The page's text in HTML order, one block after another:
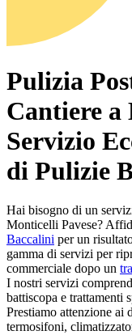
Pulizia
Cantiere a
Servizio
di Pulizie
Hai bisogno di un
Monticelli Pavese?
Baccalini per un
gamma di servizi per
commerciale dopo un
I nostri servizi
battiscopa e trattamenti
Prestiamo attenzione ai
termosifoni,